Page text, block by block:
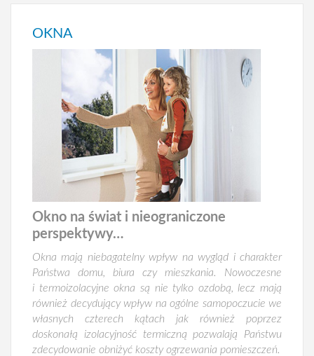
OKNA
Okno na świat i nieograniczone
perspektywy…
Okna mają niebagatelny wpływ na wygląd i charakter
Państwa domu, biura czy mieszkania. Nowoczesne
i termoizolacyjne okna są nie tylko ozdobą, lecz mają
również decydujący wpływ na ogólne samopoczucie we
własnych czterech kątach jak również poprzez
doskonałą izolacyjność termiczną pozwalają Państwu
zdecydowanie obniżyć koszty ogrzewania pomieszczeń.